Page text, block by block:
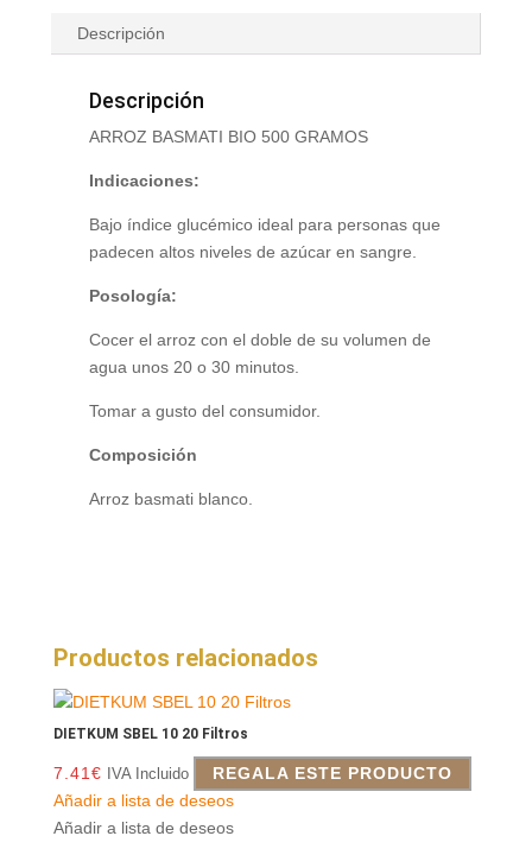
Descripción
Descripción
ARROZ BASMATI BIO 500 GRAMOS
Indicaciones:
Bajo índice glucémico ideal para personas que
padecen altos niveles de azúcar en sangre.
Posología:
Cocer el arroz con el doble de su volumen de
agua unos 20 o 30 minutos.
Tomar a gusto del consumidor.
Composición
Arroz basmati blanco.
Productos relacionados
DIETKUM SBEL 10 20 Filtros
7.41€ IVA Incluido
REGALA ESTE PRODUCTO
Añadir a lista de deseos
Añadir a lista de deseos